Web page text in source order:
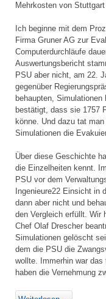
Mehrkosten von Stuttgart
Ich beginne mit dem
Firma Gruner AG zur
Computerdurchläufe
Auswertungsbericht
PSU aber nicht, am 22.
gegenüber
behaupten,
bestätigt, dass sie 1757
könne. Und dazu tat
Simulationen die
Über diese Geschichte
die Einzelheiten kennt.
PSU vor dem
Ingenieure22 Einsicht in
dann aber nicht und
den Vergleich erfüllt. Wir
Chef Olaf Drescher
Simulationen gelöscht
dem die PSU die
wollte. Immerhin war
haben die Vernehmung